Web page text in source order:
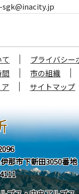
sgk@inacity.jp
プライバシー
市の組織
サイトマップ
那市下新田3050番地